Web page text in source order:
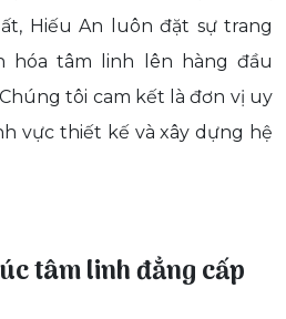
Hiếu An luôn đặt sự trang
hóa tâm linh lên hàng đầu
tôi cam kết là đơn vị uy
vực thiết kế và xây dựng hệ
tâm linh đẳng cấp